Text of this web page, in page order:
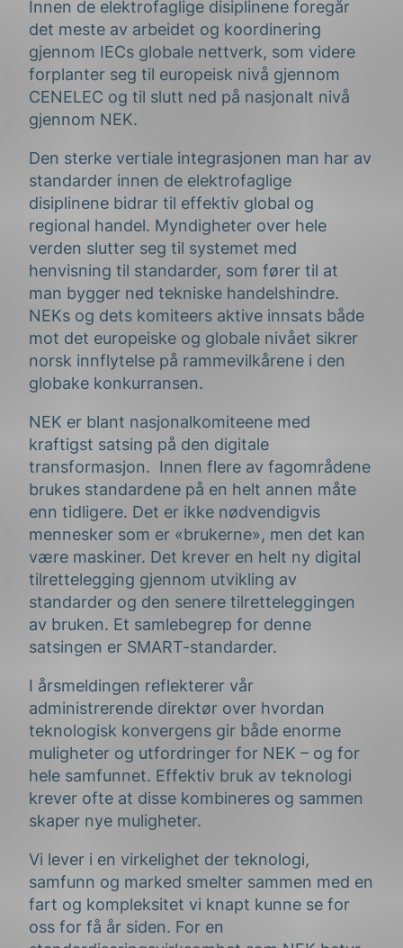
Innen de elektrofaglige disiplinene foregår
det meste av arbeidet og koordinering
gjennom IECs globale nettverk, som videre
forplanter seg til europeisk nivå gjennom
CENELEC og til slutt ned på nasjonalt nivå
gjennom NEK.
Den sterke vertiale integrasjonen man har av
standarder innen de elektrofaglige
disiplinene bidrar til effektiv global og
regional handel. Myndigheter over hele
verden slutter seg til systemet med
henvisning til standarder, som fører til at
man bygger ned tekniske handelshindre.
NEKs og dets komiteers aktive innsats både
mot det europeiske og globale nivået sikrer
norsk innflytelse på rammevilkårene i den
globake konkurransen.
NEK er blant nasjonalkomiteene med
kraftigst satsing på den digitale
transformasjon. Innen flere av fagområdene
brukes standardene på en helt annen måte
enn tidligere. Det er ikke nødvendigvis
mennesker som er «brukerne», men det kan
være maskiner. Det krever en helt ny digital
tilrettelegging gjennom utvikling av
standarder og den senere tilretteleggingen
av bruken. Et samlebegrep for denne
satsingen er SMART-standarder.
I årsmeldingen reflekterer vår
administrerende direktør over hvordan
teknologisk konvergens gir både enorme
muligheter og utfordringer for NEK – og for
hele samfunnet. Effektiv bruk av teknologi
krever ofte at disse kombineres og sammen
skaper nye muligheter.
Vi lever i en virkelighet der teknologi,
samfunn og marked smelter sammen med en
fart og kompleksitet vi knapt kunne se for
oss for få år siden. For en